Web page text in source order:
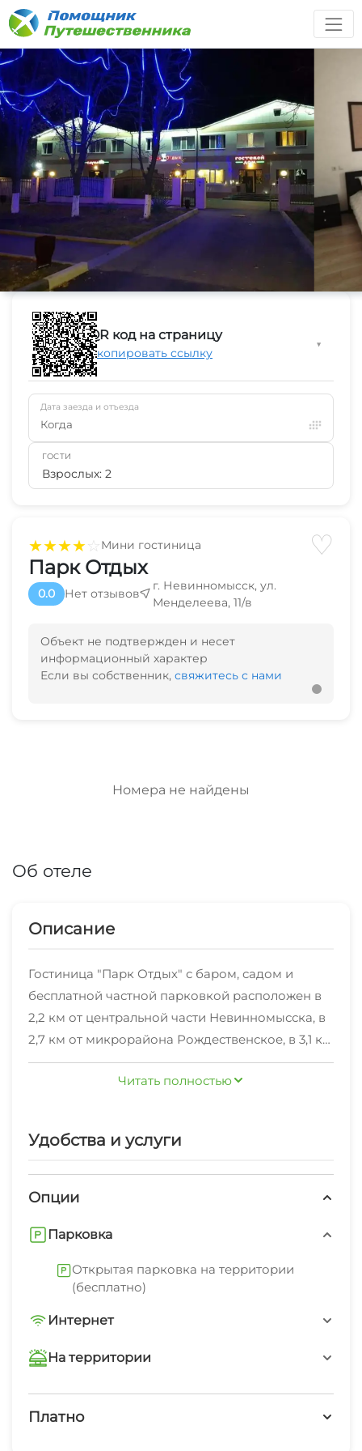
★★★★☆Мини гостиница ♡
Парк Отдых
0.0 Нет отзывов
г. Невинномысск, ул.
Менделеева, 11/в
Объект не подтвержден и несет
информационный характер
Если вы собственник, свяжитесь с нами
Номера не найдены
Об отеле
Описание
Гостиница "Парк Отдых" с баром, садом и
бесплатной частной парковкой расположен в
2,2 км от центральной части Невинномысска, в
2,7 км от микрорайона Рождественское, в 3,1 км
от станции «Зеленчук» и в 3,4 км от станции
«Невинномысская». Стойка регистрации
Читать полностью
Удобства и услуги
Опции
Парковка
Открытая парковка на территории
(бесплатно)
Интернет
Wi-Fi интернет на всей территории
На территории
Интернет Wi-Fi
Платно
QR код на страницу
Скопировать ссылку
▼
Дата заезда и отъезда
Когда
ГОСТИ
Взрослых: 2